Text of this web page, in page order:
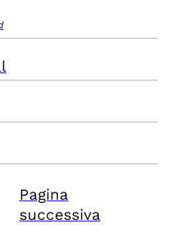
Pagina
successiva